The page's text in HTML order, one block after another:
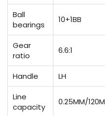
Ball
bearings
10+1BB
Gear
ratio
6.6:1
Handle LH
Line
capacity
0.25MM/120M